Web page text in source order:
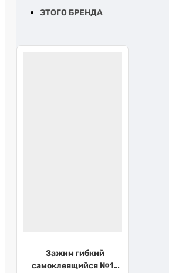
ЭТОГО БРЕНДА
Зажим гибкий
самоклеящийся №10